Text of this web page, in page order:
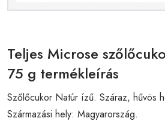
Teljes Microse
75 g termékleírás
Szőlőcukor Natúr ízű. Száraz, hűvös
Származási hely: Magyarország.